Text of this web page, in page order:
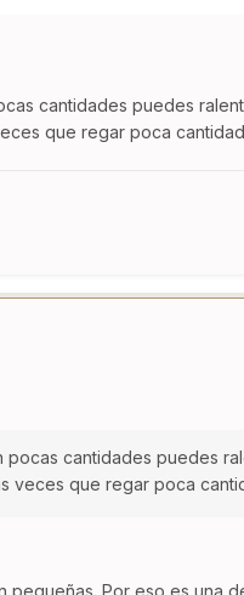
cantidades puedes
que regar poca
cantidades puedes
veces que regar poca